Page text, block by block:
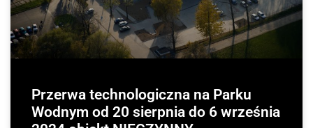
Przerwa technologiczna na Parku
Wodnym od 20 sierpnia do 6 września